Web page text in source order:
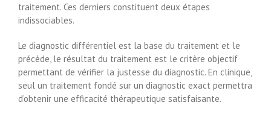
traitement. Ces derniers constituent deux étapes
indissociables.
Le diagnostic différentiel est la base du traitement et le
précède, le résultat du traitement est le critère objectif
permettant de vérifier la justesse du diagnostic. En clinique,
seul un traitement fondé sur un diagnostic exact permettra
d’obtenir une efficacité thérapeutique satisfaisante.